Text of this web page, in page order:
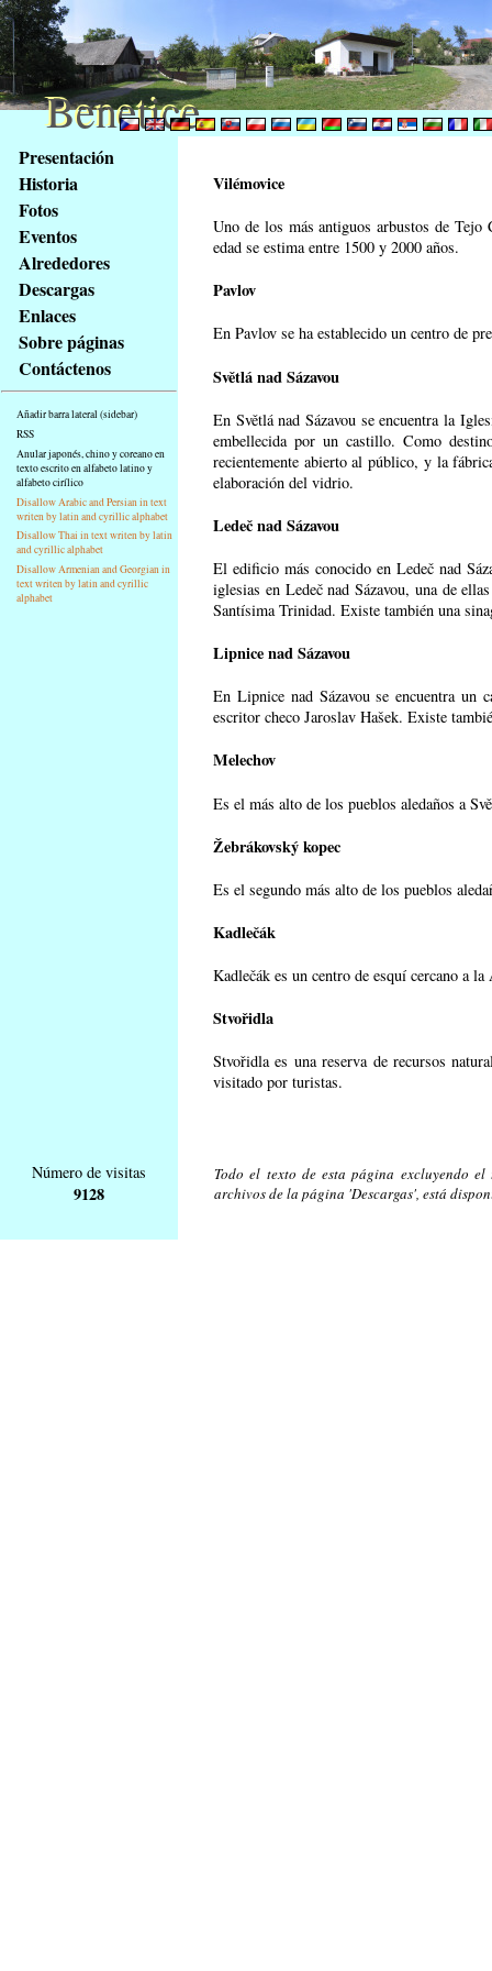
obsah
stránky
Klávesové
zkratky
tomto
webu
základní
Hlavní
strana
Presentación
Historia
Fotos
Eventos
Alrededores
Descargas
Enlaces
Sobre páginas
Contáctenos
Añadir barra lateral (sidebar)
RSS
Anular japonés, chino y coreano en
texto escrito en alfabeto latino y
alfabeto cirílico
Disallow Arabic and Persian in text
writen by latin and cyrillic alphabet
Disallow Thai in text writen by latin
and cyrillic alphabet
Disallow Armenian and Georgian in
text writen by latin and cyrillic
alphabet
Vilémovice
Uno de los más antiguos arbustos de Tejo
edad se estima entre 1500 y 2000 años.
Pavlov
En Pavlov se ha establecido un centro de
Světlá nad Sázavou
En Světlá nad Sázavou se encuentra la
embellecida por un castillo. Como
recientemente abierto al público, y la
elaboración del vidrio.
Ledeč nad Sázavou
El edificio más conocido en Ledeč nad
iglesias en Ledeč nad Sázavou, una de
Santísima Trinidad. Existe también una
Lipnice nad Sázavou
En Lipnice nad Sázavou se encuentra
escritor checo Jaroslav Hašek. Existe
Melechov
Es el más alto de los pueblos aledaños a
Žebrákovský kopec
Es el segundo más alto de los pueblos
Kadlečák
Kadlečák es un centro de esquí cercano a
Stvořidla
Stvořidla es una reserva de recursos
visitado por turistas.
Número de visitas
9128
Todo el texto de esta página excluyendo
archivos de la página 'Descargas', está
Benetice
Benetice